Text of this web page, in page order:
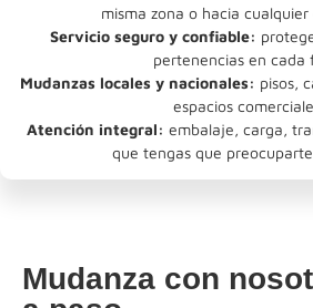
misma zona o hacia
Servicio seguro y confiable:
pertenencias en cada
Mudanzas locales y nacionales: pisos,
espacios
Atención integral: embalaje, carga,
que tengas que
Mudanza con